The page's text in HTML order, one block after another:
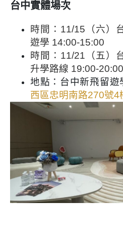
台中實體場次
時間：11/15（六）
遊學 14:00-15:00
時間：11/21（五）
升學路線 19:00-20:00
地點：台中新飛留遊
西區忠明南路270號4